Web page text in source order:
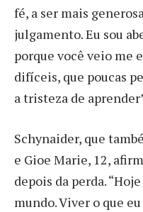
fé, a ser mais
julgamento. Eu sou
porque você veio me
difíceis, que poucas
a tristeza de
Schynaider, que
e Gioe Marie, 12,
depois da perda.
mundo. Viver o que